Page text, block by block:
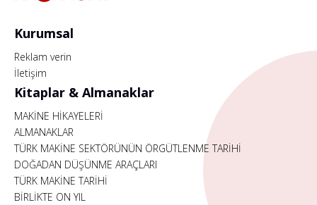
Kurumsal
Reklam verin
İletişim
Kitaplar & Almanaklar
MAKİNE HİKAYELERİ
ALMANAKLAR
TÜRK MAKİNE SEKTÖRÜNÜN ÖRGÜTLENME TARİHİ
DOĞADAN DÜŞÜNME ARAÇLARI
TÜRK MAKİNE TARİHİ
BİRLİKTE ON YIL